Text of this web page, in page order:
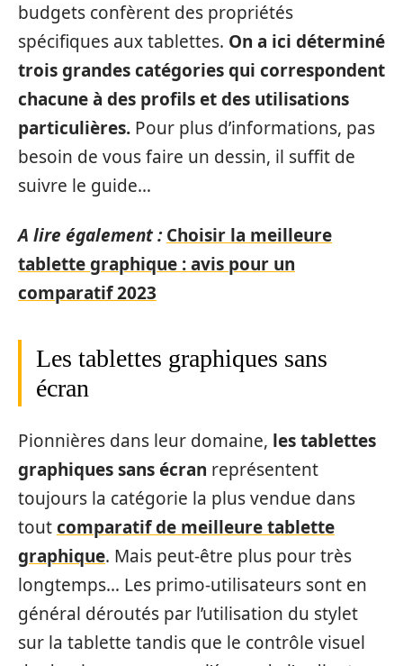
budgets confèrent des propriétés
spécifiques aux tablettes. On a ici déterminé
trois grandes catégories qui correspondent
chacune à des profils et des utilisations
particulières. Pour plus d’informations, pas
besoin de vous faire un dessin, il suffit de
suivre le guide…
A lire également : Choisir la meilleure
tablette graphique : avis pour un
comparatif 2023
Les tablettes graphiques sans
écran
Pionnières dans leur domaine, les tablettes
graphiques sans écran représentent
toujours la catégorie la plus vendue dans
toutcomparatif de meilleure tablette
graphique. Mais peut-être plus pour très
longtemps… Les primo-utilisateurs sont en
général déroutés par l’utilisation du stylet
sur la tablette tandis que le contrôle visuel